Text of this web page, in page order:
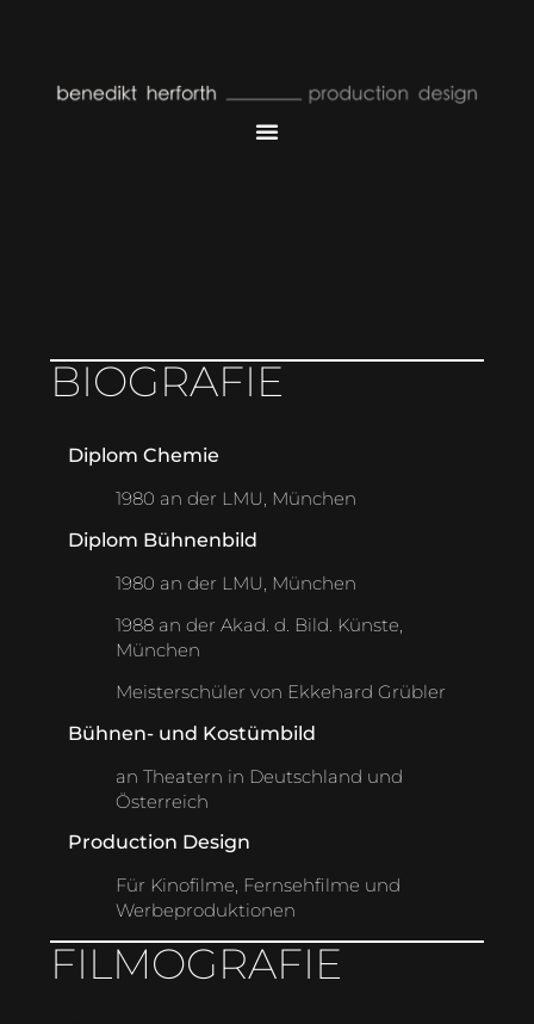
BIOGRAFIE
Diplom Chemie
1980 an der LMU, München
Diplom Bühnenbild
1980 an der LMU, München
1988 an der Akad. d. Bild. Künste,
München
Meisterschüler von Ekkehard Grübler
Bühnen- und Kostümbild
an Theatern in Deutschland und
Österreich
Production Design
Für Kinofilme, Fernsehfilme und
Werbeproduktionen
FILMOGRAFIE